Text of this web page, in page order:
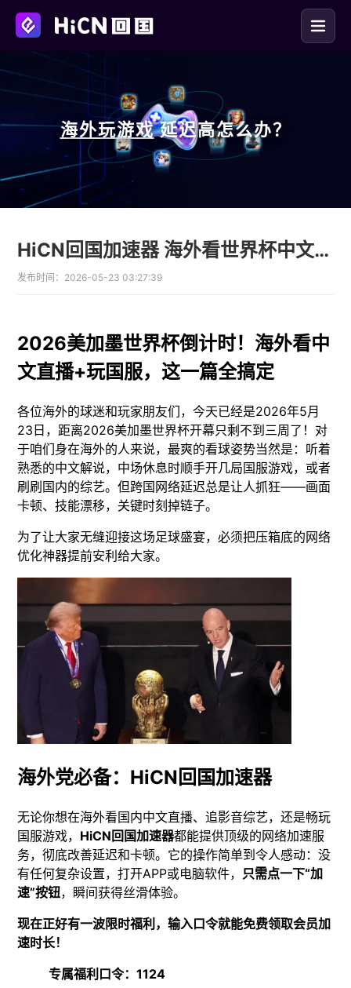
海外玩游戏 延迟高怎么办？
HiCN回国加速器 海外看世界杯中文直播必备 免费领时长
发布时间： 2026-05-23 03:27:39
2026美加墨世界杯倒计时！海外看中
文直播+玩国服，这一篇全搞定
各位海外的球迷和玩家朋友们，今天已经是2026年5月
23日，距离2026美加墨世界杯开幕只剩不到三周了！对
于咱们身在海外的人来说，最爽的看球姿势当然是：听着
熟悉的中文解说，中场休息时顺手开几局国服游戏，或者
刷刷国内的综艺。但跨国网络延迟总是让人抓狂——画面
卡顿、技能漂移，关键时刻掉链子。
为了让大家无缝迎接这场足球盛宴，必须把压箱底的网络
优化神器提前安利给大家。
海外党必备：HiCN回国加速器
无论你想在海外看国内中文直播、追影音综艺，还是畅玩
国服游戏， HiCN回国加速器都能提供顶级的网络加速服
务，彻底改善延迟和卡顿。它的操作简单到令人感动：没
有任何复杂设置，打开APP或电脑软件， 只需点一下“加
速”按钮，瞬间获得丝滑体验。
现在正好有一波限时福利，输入口令就能免费领取会员加
速时长！
专属福利口令：1124